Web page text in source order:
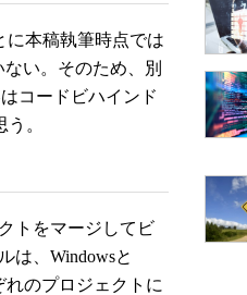
に本稿執筆時点では
い。そのため、別
コードビハインド
。
トをマージしてビ
は、Windowsと
のプロジェクトに